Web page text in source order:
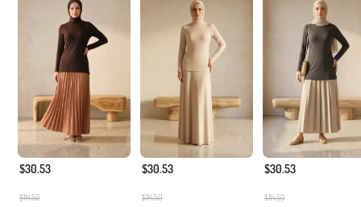
$30.53
$114.50
$30.53
$114.50
$30.53
$114.50